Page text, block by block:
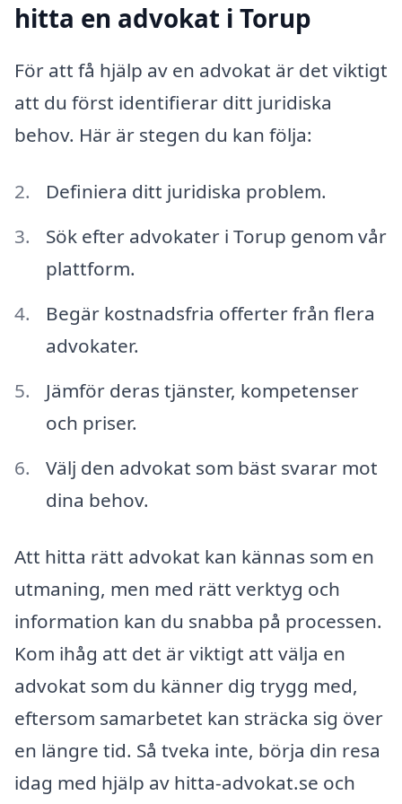
hitta en advokat i Torup
För att få hjälp av en advokat är det viktigt
att du först identifierar ditt juridiska
behov. Här är stegen du kan följa:
Definiera ditt juridiska problem.
Sök efter advokater i Torup genom vår
plattform.
Begär kostnadsfria offerter från flera
advokater.
Jämför deras tjänster, kompetenser
och priser.
Välj den advokat som bäst svarar mot
dina behov.
Att hitta rätt advokat kan kännas som en
utmaning, men med rätt verktyg och
information kan du snabba på processen.
Kom ihåg att det är viktigt att välja en
advokat som du känner dig trygg med,
eftersom samarbetet kan sträcka sig över
en längre tid. Så tveka inte, börja din resa
idag med hjälp av hitta-advokat.se och